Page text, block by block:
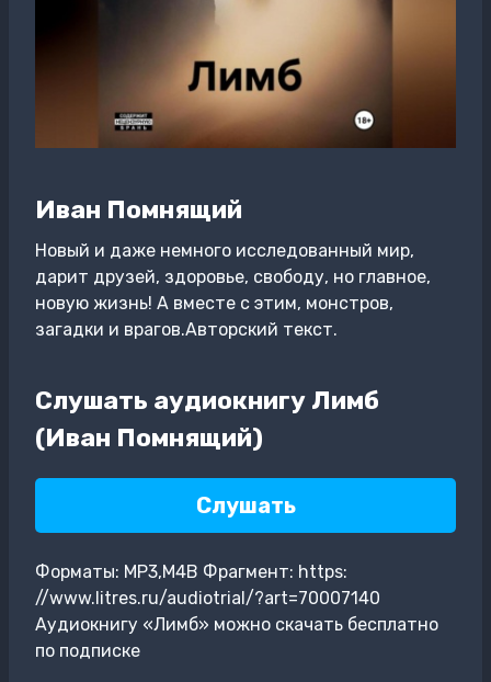
Иван Помнящий
Новый и даже немного исследованный мир,
дарит друзей, здоровье, свободу, но главное,
новую жизнь! А вместе с этим, монстров,
загадки и врагов.Авторский текст.
Слушать аудиокнигу Лимб
(Иван Помнящий)
Слушать
Форматы: MP3,M4B Фрагмент: https:
//www.litres.ru/audiotrial/?art=70007140
Аудиокнигу «Лимб» можно скачать бесплатно
по подписке